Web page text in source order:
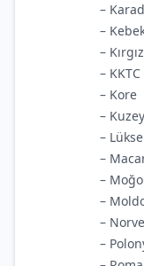
–
–
–
– KKTC
– Kore
–
–
–
–
–
–
–